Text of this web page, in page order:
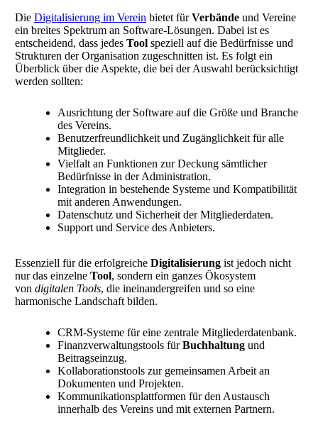
Die Digitalisierung im Verein bietet fürVerbände und Vereine
ein breites Spektrum an Software-Lösungen. Dabei ist es
entscheidend, dass jedes Tool speziell auf die Bedürfnisse und
Strukturen der Organisation zugeschnitten ist. Es folgt ein
Überblick über die Aspekte, die bei der Auswahl berücksichtigt
werden sollten:
Ausrichtung der Software auf die Größe und Branche
des Vereins.
Benutzerfreundlichkeit und Zugänglichkeit für alle
Mitglieder.
Vielfalt an Funktionen zur Deckung sämtlicher
Bedürfnisse in der Administration.
Integration in bestehende Systeme und Kompatibilität
mit anderen Anwendungen.
Datenschutz und Sicherheit der Mitgliederdaten.
Support und Service des Anbieters.
Essenziell für die erfolgreiche Digitalisierung ist jedoch nicht
nur das einzelne Tool, sondern ein ganzes Ökosystem
von digitalen Tools, die ineinandergreifen und so eine
harmonische Landschaft bilden.
CRM-Systeme für eine zentrale Mitgliederdatenbank.
Finanzverwaltungstools fürBuchhaltung und
Beitragseinzug.
Kollaborationstools zur gemeinsamen Arbeit an
Dokumenten und Projekten.
Kommunikationsplattformen für den Austausch
innerhalb des Vereins und mit externen Partnern.